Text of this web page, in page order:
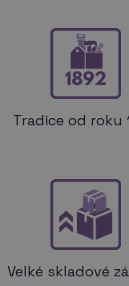
Tradice od roku
Velké skladové